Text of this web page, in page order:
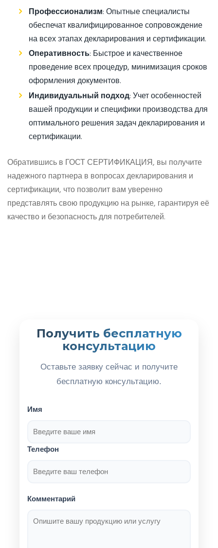
Профессионализм: Опытные специалисты
обеспечат квалифицированное сопровождение
на всех этапах декларирования и сертификации.
Оперативность: Быстрое и качественное
проведение всех процедур, минимизация сроков
оформления документов.
Индивидуальный подход: Учет особенностей
вашей продукции и специфики производства для
оптимального решения задач декларирования и
сертификации.
Обратившись в ГОСТ СЕРТИФИКАЦИЯ, вы получите
надежного партнера в вопросах декларирования и
сертификации, что позволит вам уверенно
представлять свою продукцию на рынке, гарантируя её
качество и безопасность для потребителей.
Получить бесплатную
консультацию
Оставьте заявку сейчас и получите
бесплатную консультацию.
Имя
Телефон
Комментарий